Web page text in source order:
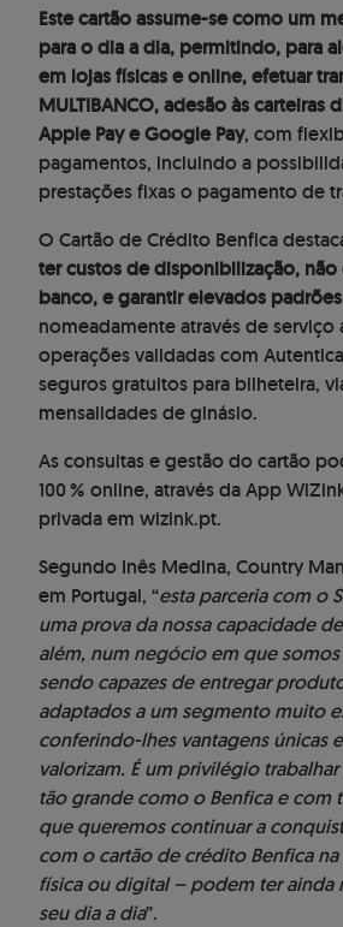
Este cartão assume-se como um
para o dia a dia, permitindo, para
em lojas físicas e online, efetuar
MULTIBANCO, adesão às carteiras
Apple Pay e Google Pay, com
pagamentos, incluindo a
prestações fixas o pagamento de
O Cartão de Crédito Benfica
ter custos de disponibilização,
banco, e garantir elevados
nomeadamente através de serviço
operações validadas com
seguros gratuitos para bilheteira,
mensalidades de ginásio.
As consultas e gestão do cartão
100 % online, através da App
privada em wizink.pt.
Segundo Inês Medina, Country
em Portugal, “esta parceria com o
uma prova da nossa capacidade
além, num negócio em que somos
sendo capazes de entregar
adaptados a um segmento muito
conferindo-lhes vantagens únicas
valorizam. É um privilégio
tão grande como o Benfica e com
que queremos continuar a
com o cartão de crédito Benfica na
física ou digital – podem ter ainda
seu dia a dia”.